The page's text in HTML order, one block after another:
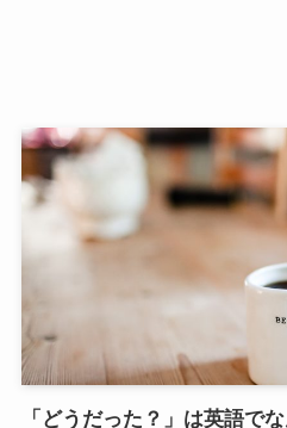
「どうだった？」は英語で